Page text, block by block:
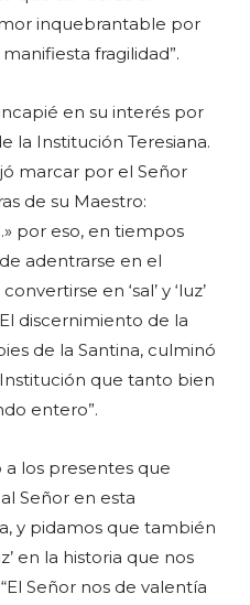
inquebrantable por
fragilidad”.
en su interés por
la Institución Teresiana.
marcar por el Señor
de su Maestro:
por eso, en tiempos
adentrarse en el
en ‘sal’ y ‘luz’
discernimiento de la
de la Santina, culminó
que tanto bien
entero”.
los presentes que
Señor en esta
y pidamos que también
en la historia que nos
Señor nos de valentía